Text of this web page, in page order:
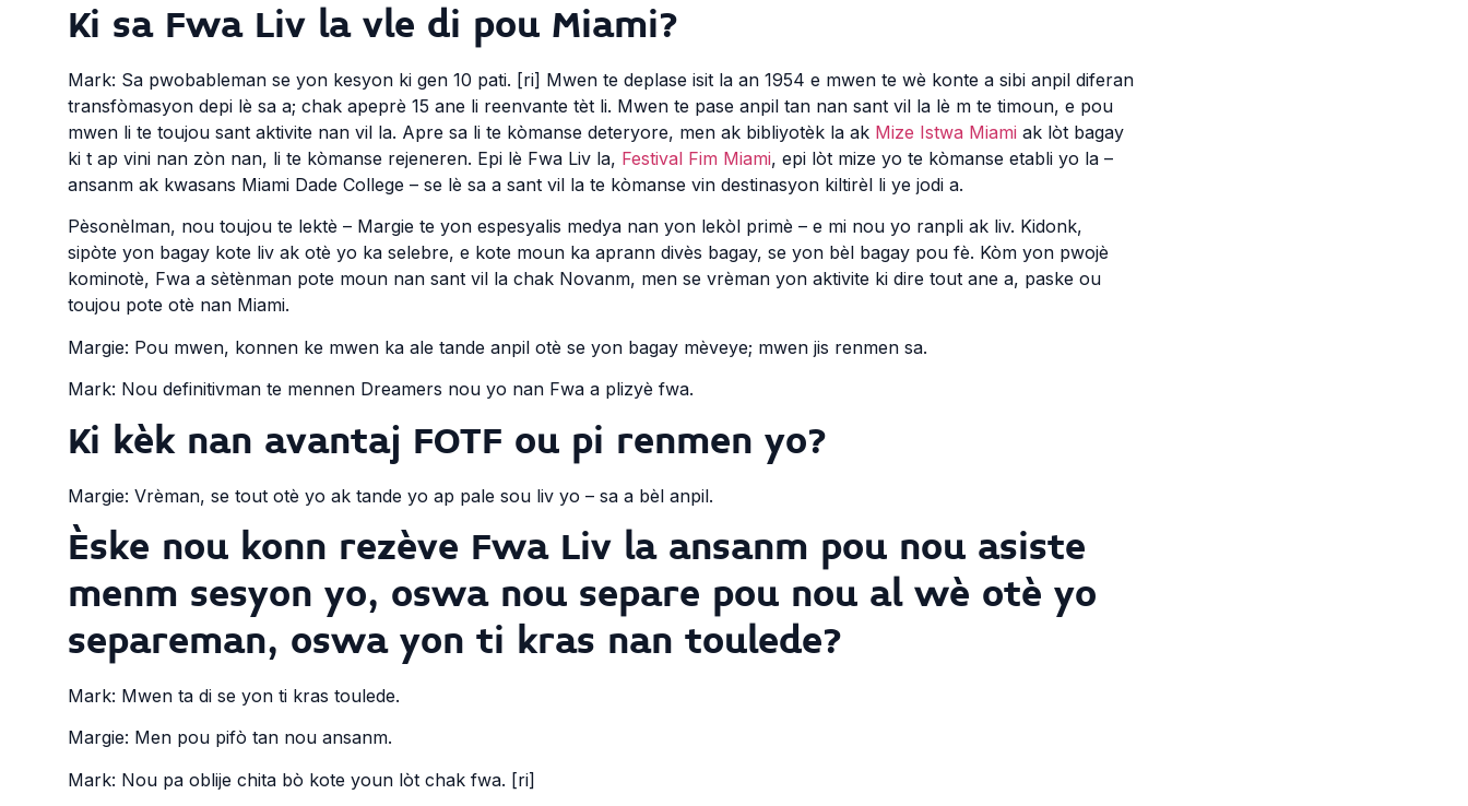
Ki sa Fwa Liv la vle di pou Miami?
Mark: Sa pwobableman se yon kesyon ki gen 10 pati. [ri] Mwen te deplase isit la an 1954 e mwen te wè konte a sibi anpil diferan
transfòmasyon depi lè sa a; chak apeprè 15 ane li reenvante tèt li. Mwen te pase anpil tan nan sant vil la lè m te timoun, e pou
mwen li te toujou sant aktivite nan vil la. Apre sa li te kòmanse deteryore, men ak bibliyotèk la ak Mize Istwa Miami ak lòt bagay
ki t ap vini nan zòn nan, li te kòmanse rejeneren. Epi lè Fwa Liv la, Festival Fim Miami, epi lòt mize yo te kòmanse etabli yo la –
ansanm ak kwasans Miami Dade College – se lè sa a sant vil la te kòmanse vin destinasyon kiltirèl li ye jodi a.
Pèsonèlman, nou toujou te lektè – Margie te yon espesyalis medya nan yon lekòl primè – e mi nou yo ranpli ak liv. Kidonk,
sipòte yon bagay kote liv ak otè yo ka selebre, e kote moun ka aprann divès bagay, se yon bèl bagay pou fè. Kòm yon pwojè
kominotè, Fwa a sètènman pote moun nan sant vil la chak Novanm, men se vrèman yon aktivite ki dire tout ane a, paske ou
toujou pote otè nan Miami.
Margie: Pou mwen, konnen ke mwen ka ale tande anpil otè se yon bagay mèveye; mwen jis renmen sa.
Mark: Nou definitivman te mennen Dreamers nou yo nan Fwa a plizyè fwa.
Ki kèk nan avantaj FOTF ou pi renmen yo?
Margie: Vrèman, se tout otè yo ak tande yo ap pale sou liv yo – sa a bèl anpil.
Èske nou konn rezève Fwa Liv la ansanm pou nou asiste
menm sesyon yo, oswa nou separe pou nou al wè otè yo
separeman, oswa yon ti kras nan toulede?
Mark: Mwen ta di se yon ti kras toulede.
Margie: Men pou pifò tan nou ansanm.
Mark: Nou pa oblije chita bò kote youn lòt chak fwa. [ri]